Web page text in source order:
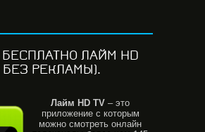
ЛAЙМ HD
БЕЗ РЕКЛАМЫ).
Лайм HD TV – это
приложение с которым
можно смотреть онлайн